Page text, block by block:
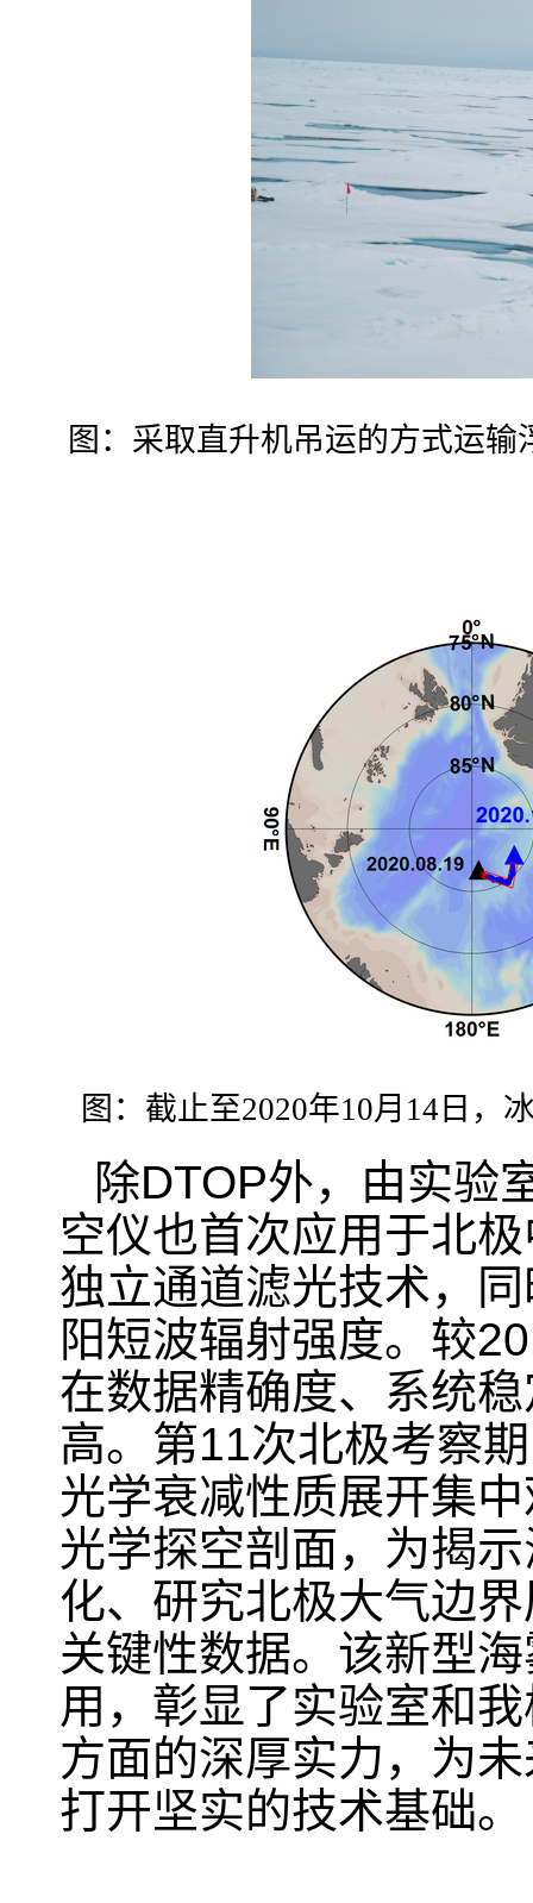
图：采取直升机吊运的方式运
图：截止至2020年10月 14 日，
除DTOP外，由实验
空仪也首次应用于北
独立通道滤光技术，
阳短波辐射强度。较
在数据精确度、系统
高。第11次北极考察
光学衰减性质展开集
光学探空剖面，为揭
化、研究北极大气边
关键性数据。该新型
用，彰显了实验室和
方面的深厚实力，为
打开坚实的技术基础。